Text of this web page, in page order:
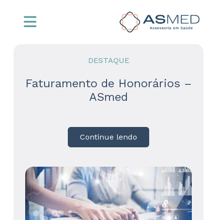
DESTAQUE
Faturamento de Honorários –
ASmed
Continue lendo